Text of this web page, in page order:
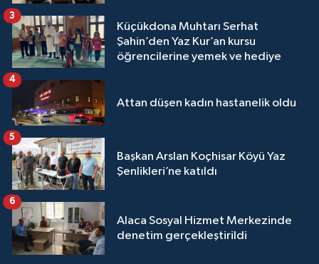
Küçükdona Muhtarı Serhat
Şahin’den Yaz Kur’an kursu
öğrencilerine yemek ve hediye
3
Attan düşen kadın hastanelik oldu
4
Başkan Arslan Koçhisar Köyü Yaz
Şenlikleri’ne katıldı
5
Alaca Sosyal Hizmet Merkezinde
denetim gerçekleştirildi
6